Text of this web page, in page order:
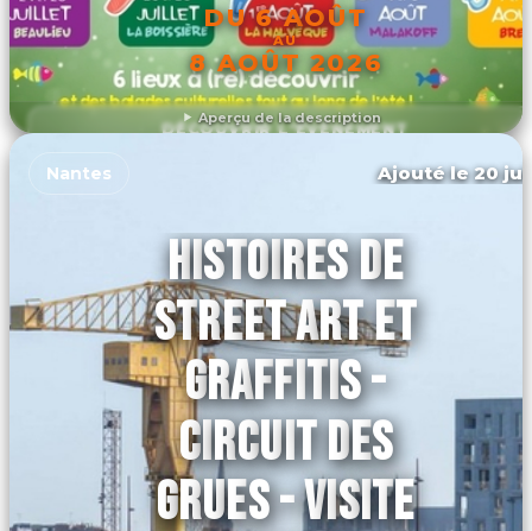
Aperçu de la description
DU 6 AOÛT
AU
8 AOÛT 2026
DÉCOUVRIR L'ÉVÉNEMENT
Nantes Ajouté le 20
HISTOIRES DE
STREET ART ET
GRAFFITIS -
CIRCUIT DES
GRUES - VISITE